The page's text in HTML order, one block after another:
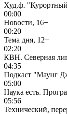
Худ.ф.
00:00
Новости, 16+
00:20
Тема дня, 12+
02:20
КВН. Северная
04:35
Подкаст "Маунг
05:00
Наука есть.
05:56
Технический,